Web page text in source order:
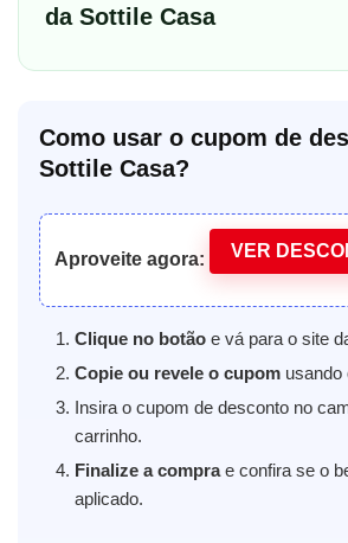
da Sottile Casa
Como usar o cupom de
Sottile Casa?
Aproveite agora: VER
Clique no botão e vá para o site
Copie ou revele o cupom usando
Insira o cupom de desconto no
carrinho.
Finalize a comprae confira se o
aplicado.